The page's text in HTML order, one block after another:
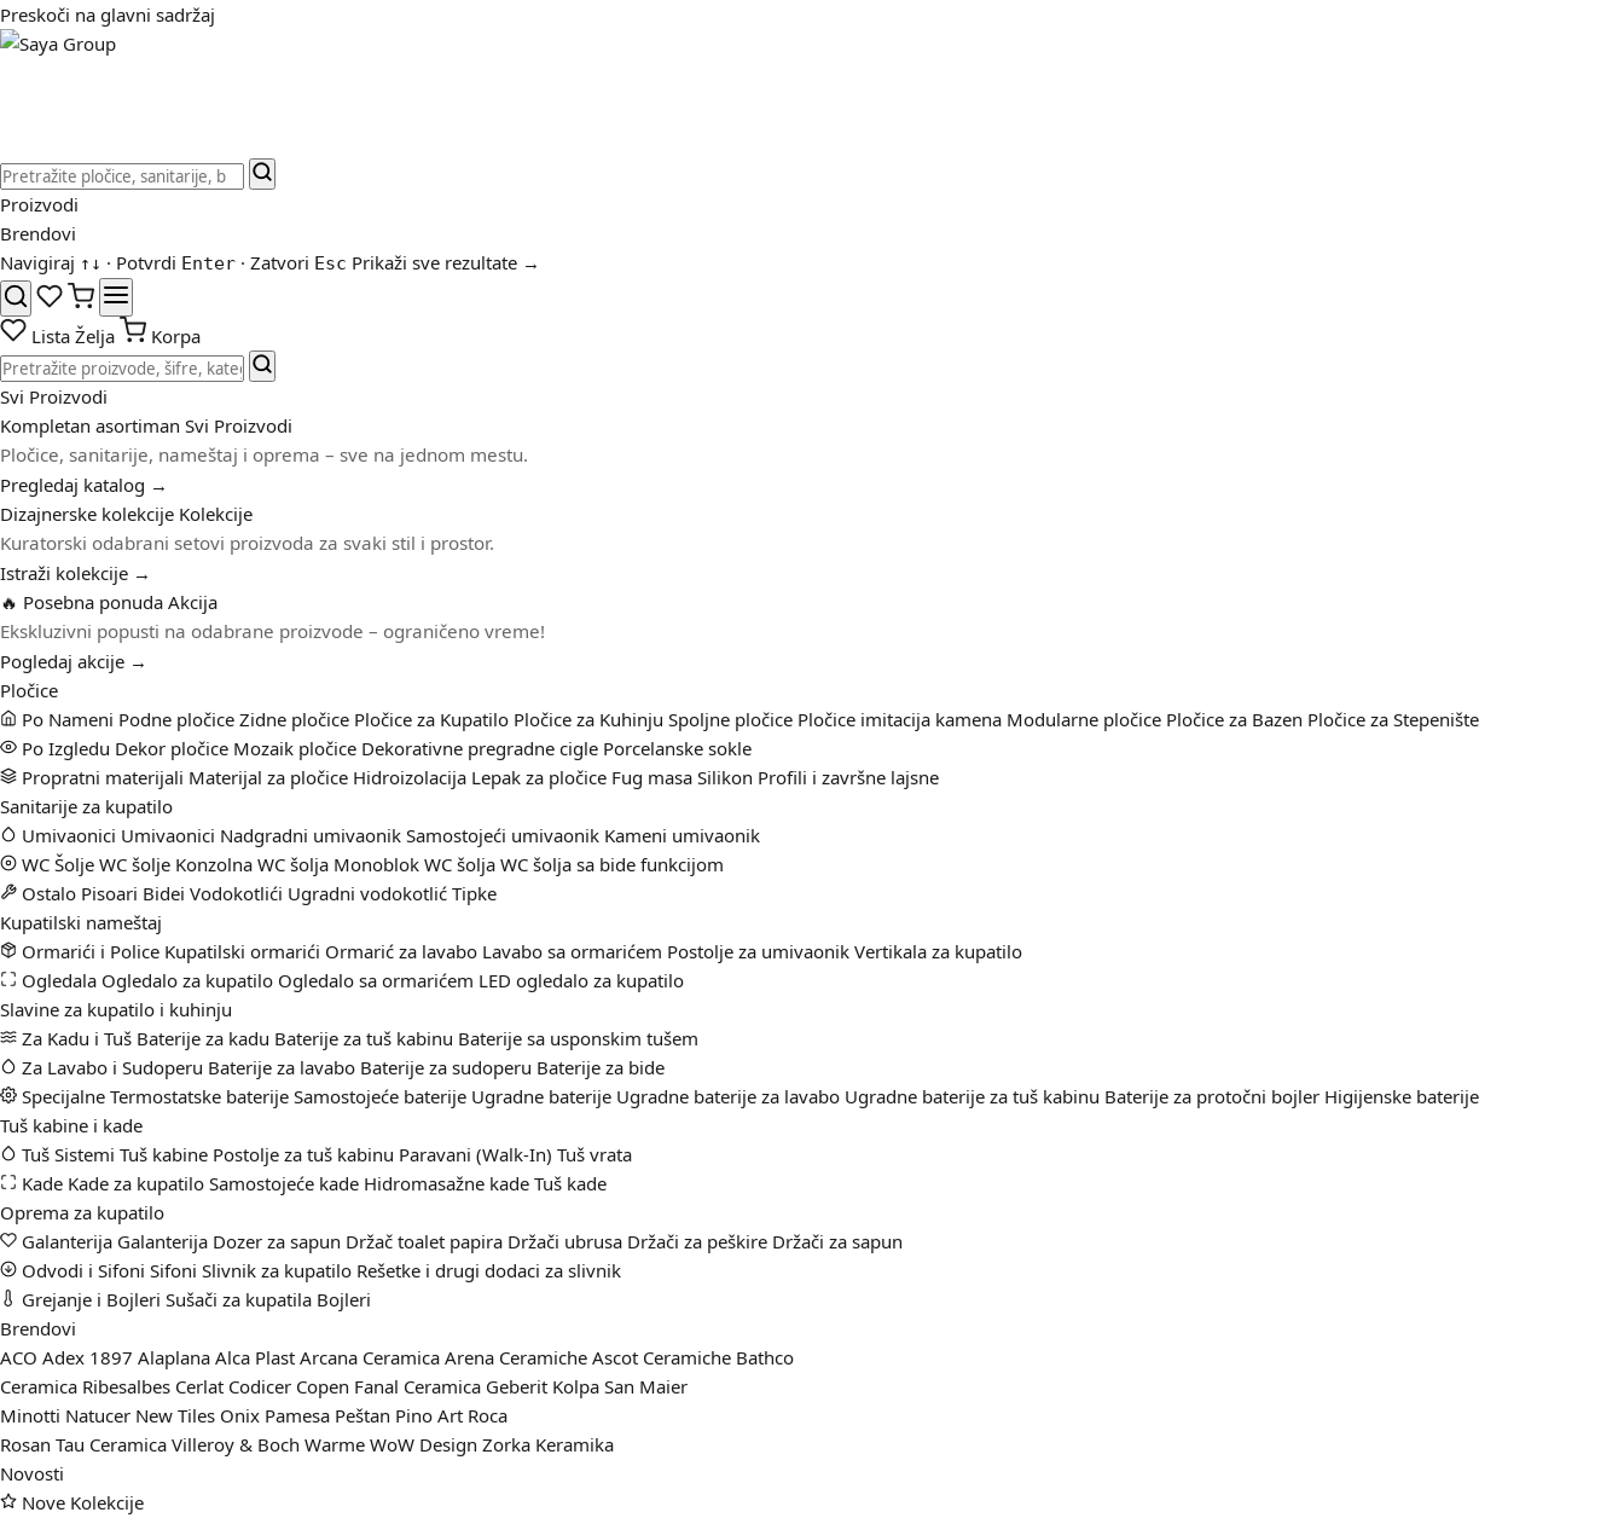
Preskoči na glavni sadržaj
Proizvodi
Brendovi
Navigiraj ↑ ↓ · Potvrdi Enter · Zatvori Esc Prikaži sve rezultate →
Lista Želja Korpa
Svi Proizvodi
Kompletan asortiman Svi Proizvodi
Pločice, sanitarije, nameštaj i oprema – sve na jednom mestu.
Pregledaj katalog →
Dizajnerske kolekcije Kolekcije
Kuratorski odabrani setovi proizvoda za svaki stil i prostor.
Istraži kolekcije →
🔥 Posebna ponuda Akcija
Ekskluzivni popusti na odabrane proizvode – ograničeno vreme!
Pogledaj akcije →
Pločice
Po Nameni Podne pločice Zidne pločice Pločice za Kupatilo Pločice za Kuhinju Spoljne pločice Pločice imitacija kamena Modularne pločice Pločice za Bazen Pločice za Stepenište
Po Izgledu Dekor pločice Mozaik pločice Dekorativne pregradne cigle Porcelanske sokle
Propratni materijali Materijal za pločice Hidroizolacija Lepak za pločice Fug masa Silikon Profili i završne lajsne
Sanitarije za kupatilo
Umivaonici Umivaonici Nadgradni umivaonik Samostojeći umivaonik Kameni umivaonik
WC Šolje WC šolje Konzolna WC šolja Monoblok WC šolja WC šolja sa bide funkcijom
Ostalo Pisoari Bidei Vodokotlići Ugradni vodokotlić Tipke
Kupatilski nameštaj
Ormarići i Police Kupatilski ormarići Ormarić za lavabo Lavabo sa ormarićem Postolje za umivaonik Vertikala za kupatilo
Ogledala Ogledalo za kupatilo Ogledalo sa ormarićem LED ogledalo za kupatilo
Slavine za kupatilo i kuhinju
Za Kadu i Tuš Baterije za kadu Baterije za tuš kabinu Baterije sa usponskim tušem
Za Lavabo i Sudoperu Baterije za lavabo Baterije za sudoperu Baterije za bide
Specijalne Termostatske baterije Samostojeće baterije Ugradne baterije Ugradne baterije za lavabo Ugradne baterije za tuš kabinu Baterije za protočni bojler Higijenske baterije
Tuš kabine i kade
Tuš Sistemi Tuš kabine Postolje za tuš kabinu Paravani (Walk-In) Tuš vrata
Kade Kade za kupatilo Samostojeće kade Hidromasažne kade Tuš kade
Oprema za kupatilo
Galanterija Galanterija Dozer za sapun Držač toalet papira Držači ubrusa Držači za peškire Držači za sapun
Odvodi i Sifoni Sifoni Slivnik za kupatilo Rešetke i drugi dodaci za slivnik
Grejanje i Bojleri Sušači za kupatila Bojleri
Brendovi
ACO Adex 1897 Alaplana Alca Plast Arcana Ceramica Arena Ceramiche Ascot Ceramiche Bathco
Ceramica Ribesalbes Cerlat Codicer Copen Fanal Ceramica Geberit Kolpa San Maier
Minotti Natucer New Tiles Onix Pamesa Peštan Pino Art Roca
Rosan Tau Ceramica Villeroy & Boch Warme WoW Design Zorka Keramika
Novosti
Nove Kolekcije